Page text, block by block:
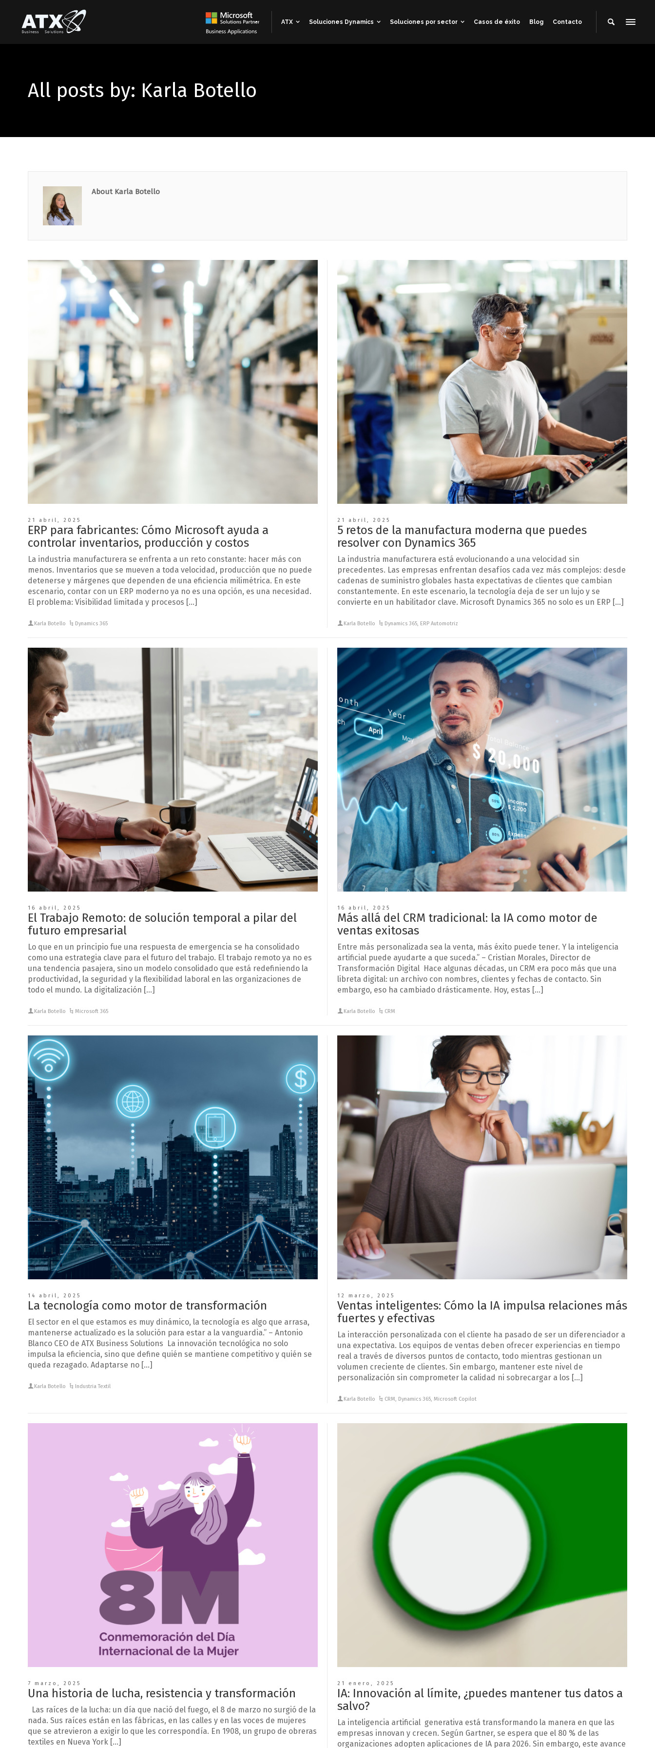
ATX Soluciones Dynamics Soluciones por sector Casos de éxito Blog Contacto
All posts by: Karla Botello
About Karla Botello
21 abril, 2025
ERP para fabricantes: Cómo Microsoft ayuda a
controlar inventarios, producción y costos
La industria manufacturera se enfrenta a un reto constante: hacer más con
menos. Inventarios que se mueven a toda velocidad, producción que no puede
detenerse y márgenes que dependen de una eficiencia milimétrica. En este
escenario, contar con un ERP moderno ya no es una opción, es una necesidad.
El problema: Visibilidad limitada y procesos […]
Karla Botello Dynamics 365
21 abril, 2025
5 retos de la manufactura moderna que puedes
resolver con Dynamics 365
La industria manufacturera está evolucionando a una velocidad sin
precedentes. Las empresas enfrentan desafíos cada vez más complejos: desde
cadenas de suministro globales hasta expectativas de clientes que cambian
constantemente. En este escenario, la tecnología deja de ser un lujo y se
convierte en un habilitador clave. Microsoft Dynamics 365 no solo es un ERP […]
Karla Botello Dynamics 365, ERP Automotriz
16 abril, 2025
El Trabajo Remoto: de solución temporal a pilar del
futuro empresarial
Lo que en un principio fue una respuesta de emergencia se ha consolidado
como una estrategia clave para el futuro del trabajo. El trabajo remoto ya no es
una tendencia pasajera, sino un modelo consolidado que está redefiniendo la
productividad, la seguridad y la flexibilidad laboral en las organizaciones de
todo el mundo. La digitalización […]
Karla Botello Microsoft 365
16 abril, 2025
Más allá del CRM tradicional: la IA como motor de
ventas exitosas
Entre más personalizada sea la venta, más éxito puede tener. Y la inteligencia
artificial puede ayudarte a que suceda.” – Cristian Morales, Director de
Transformación Digital Hace algunas décadas, un CRM era poco más que una
libreta digital: un archivo con nombres, clientes y fechas de contacto. Sin
embargo, eso ha cambiado drásticamente. Hoy, estas […]
Karla Botello CRM
14 abril, 2025
La tecnología como motor de transformación
El sector en el que estamos es muy dinámico, la tecnología es algo que arrasa,
mantenerse actualizado es la solución para estar a la vanguardia.” – Antonio
Blanco CEO de ATX Business Solutions La innovación tecnológica no solo
impulsa la eficiencia, sino que define quién se mantiene competitivo y quién se
queda rezagado. Adaptarse no […]
Karla Botello Industria Textil
12 marzo, 2025
Ventas inteligentes: Cómo la IA impulsa relaciones más
fuertes y efectivas
La interacción personalizada con el cliente ha pasado de ser un diferenciador a
una expectativa. Los equipos de ventas deben ofrecer experiencias en tiempo
real a través de diversos puntos de contacto, todo mientras gestionan un
volumen creciente de clientes. Sin embargo, mantener este nivel de
personalización sin comprometer la calidad ni sobrecargar a los […]
Karla Botello CRM, Dynamics 365,Microsoft Copilot
7 marzo, 2025
Una historia de lucha, resistencia y transformación
Las raíces de la lucha: un día que nació del fuego, el 8 de marzo no surgió de la
nada. Sus raíces están en las fábricas, en las calles y en las voces de mujeres
que se atrevieron a exigir lo que les correspondía. En 1908, un grupo de obreras
textiles en Nueva York […]
21 enero, 2025
IA: Innovación al límite, ¿puedes mantener tus datos a
salvo?
La inteligencia artificial generativa está transformando la manera en que las
empresas innovan y crecen. Según Gartner, se espera que el 80 % de las
organizaciones adopten aplicaciones de IA para 2026. Sin embargo, este avance